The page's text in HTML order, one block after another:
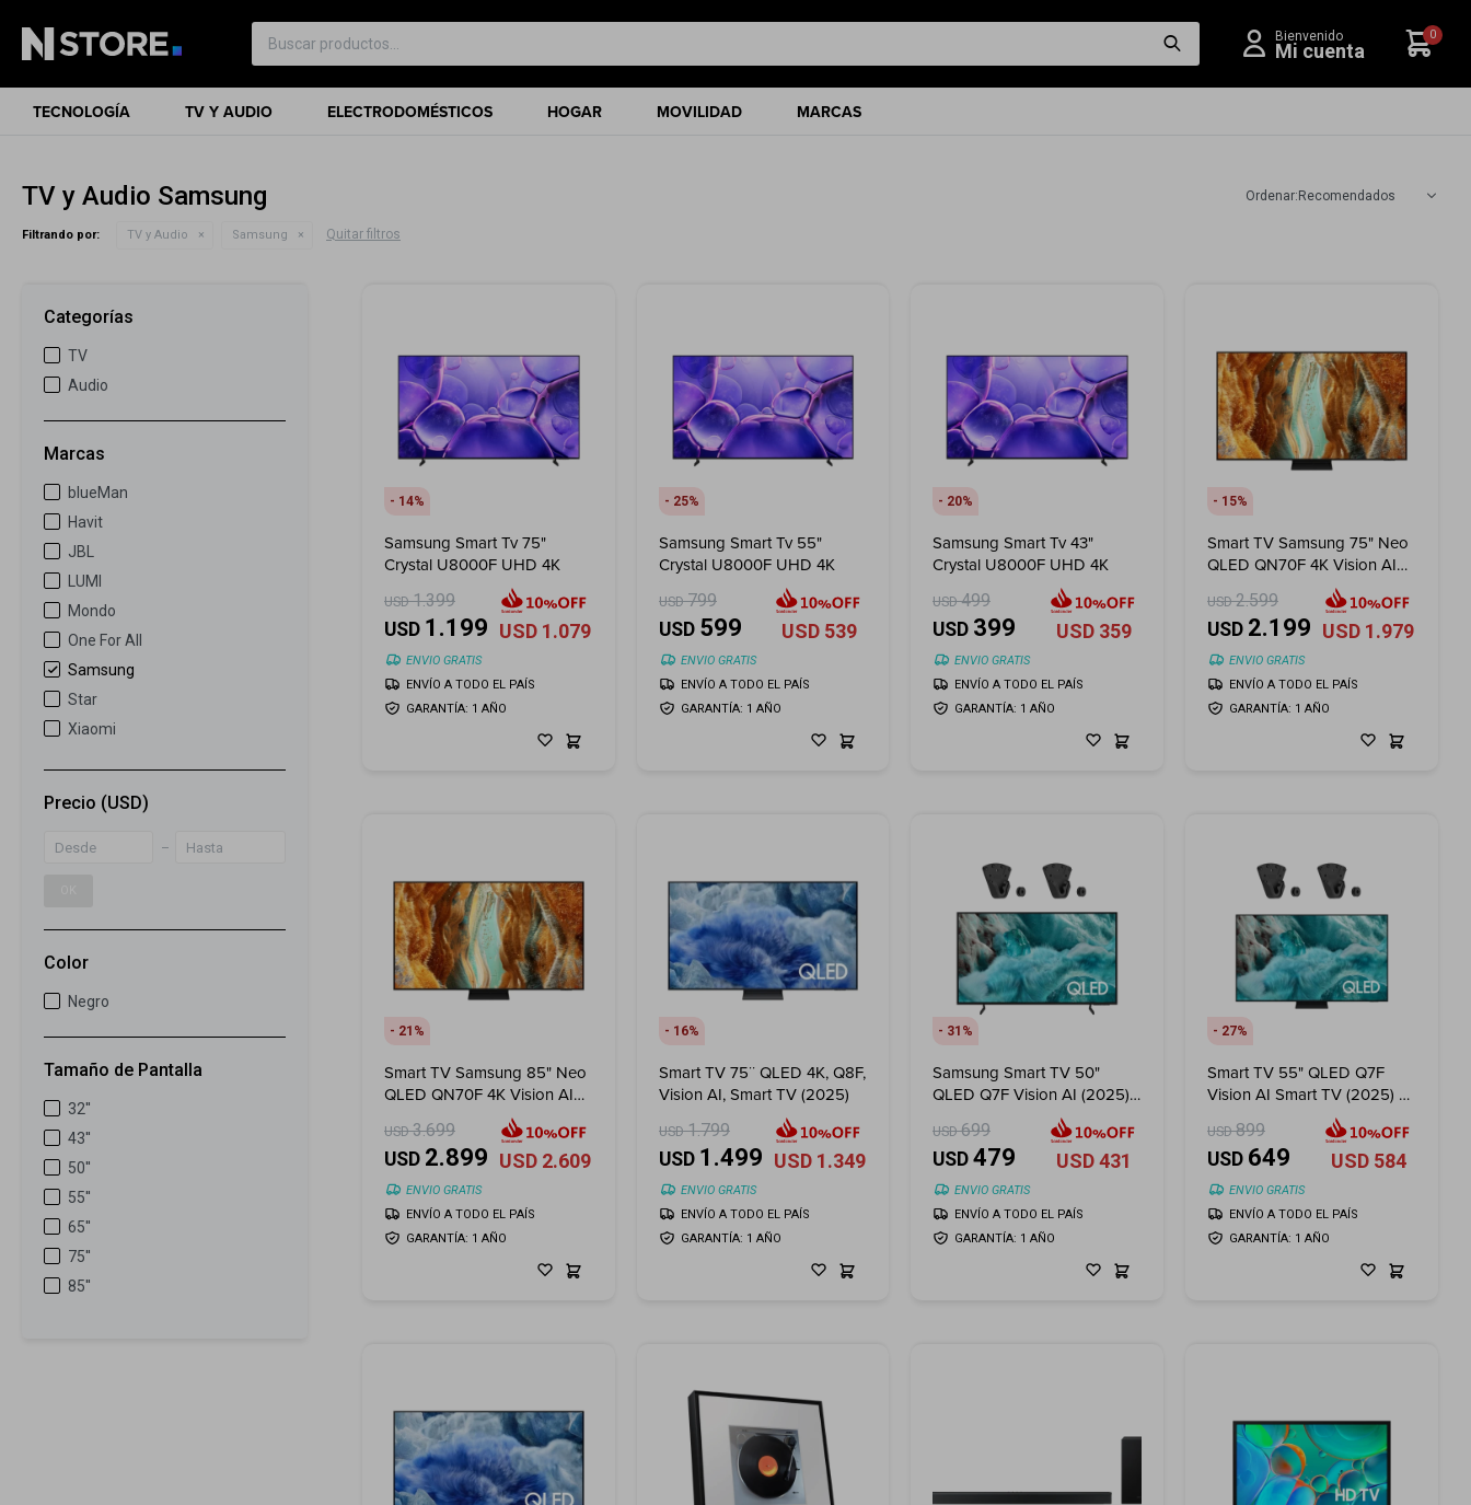
TECNOLOGÍA TV Y AUDIO ELECTRODOMÉSTICOS HOGAR MOVILIDAD MARCAS
0
TV y Audio Samsung Recomendados
Filtrando por: TV y Audio Samsung Quitar filtros
14
Samsung Smart Tv 75"
Crystal U8000F UHD 4K
USD 1.399
USD 1.199 USD 1.079
ENVIO GRATIS
GARANTÍA: 1 AÑO
ENVÍO A TODO EL PAÍS
25
Samsung Smart Tv 55"
Crystal U8000F UHD 4K
USD 799
USD 599 USD 539
ENVIO GRATIS
GARANTÍA: 1 AÑO
ENVÍO A TODO EL PAÍS
20
Samsung Smart Tv 43"
Crystal U8000F UHD 4K
USD 499
USD 399 USD 359
ENVIO GRATIS
GARANTÍA: 1 AÑO
ENVÍO A TODO EL PAÍS
15
Smart TV Samsung 75" Neo
QLED QN70F 4K Vision AI
USD 2.599
USD 2.199 USD 1.979
ENVIO GRATIS
GARANTÍA: 1 AÑO
ENVÍO A TODO EL PAÍS
21
Smart TV Samsung 85" Neo
QLED QN70F 4K Vision AI
USD 3.699
USD 2.899 USD 2.609
ENVIO GRATIS
GARANTÍA: 1 AÑO
ENVÍO A TODO EL PAÍS
16
Smart TV 75¨ QLED 4K, Q8F,
Vision AI, Smart TV (2025)
USD 1.799
USD 1.499 USD 1.349
ENVIO GRATIS
GARANTÍA: 1 AÑO
ENVÍO A TODO EL PAÍS
31
Samsung Smart TV 50"
QLED Q7F Vision AI (2025)
+ Soporte de Pared LUMI
32"-100" ¡De Regalo!
USD 699
USD 479 USD431
ENVIO GRATIS
GARANTÍA: 1 AÑO
ENVÍO A TODO EL PAÍS
27
Smart TV 55" QLED Q7F
Vision AI Smart TV (2025) +
Soporte de Pared LUMI
32"-100" ¡De Regalo!
USD 899
USD 649 USD 584
ENVIO GRATIS
GARANTÍA: 1 AÑO
ENVÍO A TODO EL PAÍS
Categorías
TV
Audio
Marcas
blueMan
Havit
JBL
LUMI
Mondo
One For All
Samsung
Star
Xiaomi
Precio (USD)
Color
Negro
Tamaño de Pantalla
32''
43''
50''
55''
65''
75''
85''